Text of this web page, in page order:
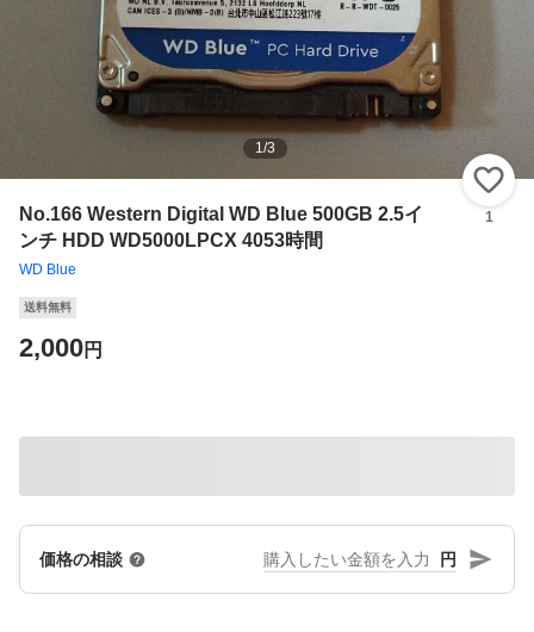
1/3
No.166 Western Digital WD Blue 500GB 2.5イ
ンチ HDD WD5000LPCX 4053時間
WD Blue
1
送料無料
2,000円
価格の相談 円